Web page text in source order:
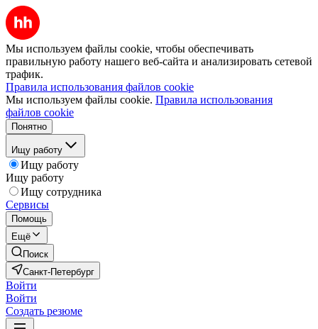
Мы используем файлы cookie, чтобы обеспечивать
правильную работу нашего веб-сайта и анализировать сетевой
трафик.
Правила использования файлов cookie
Мы используем файлы cookie. Правила использования
файлов cookie
Понятно
Ищу работу
Ищу работу
Ищу работу
Ищу сотрудника
Сервисы
Помощь
Ещё
Поиск
Санкт-Петербург
Войти
Войти
Создать резюме